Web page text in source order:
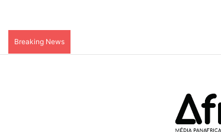
Breaking News